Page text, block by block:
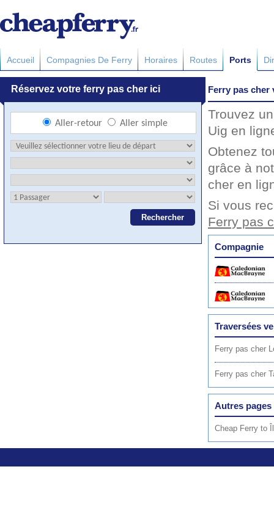
Accueil Compagnies De Ferry Horaires Routes Ports
Ferry pas cher
Trouvez
Uig en
Obtenez
grâce à
cher en
Si vous
Ferry pas
Compagnie
Traversées
Ferry pas cher
Ferry pas cher
Autres pages
Cheap Ferry to